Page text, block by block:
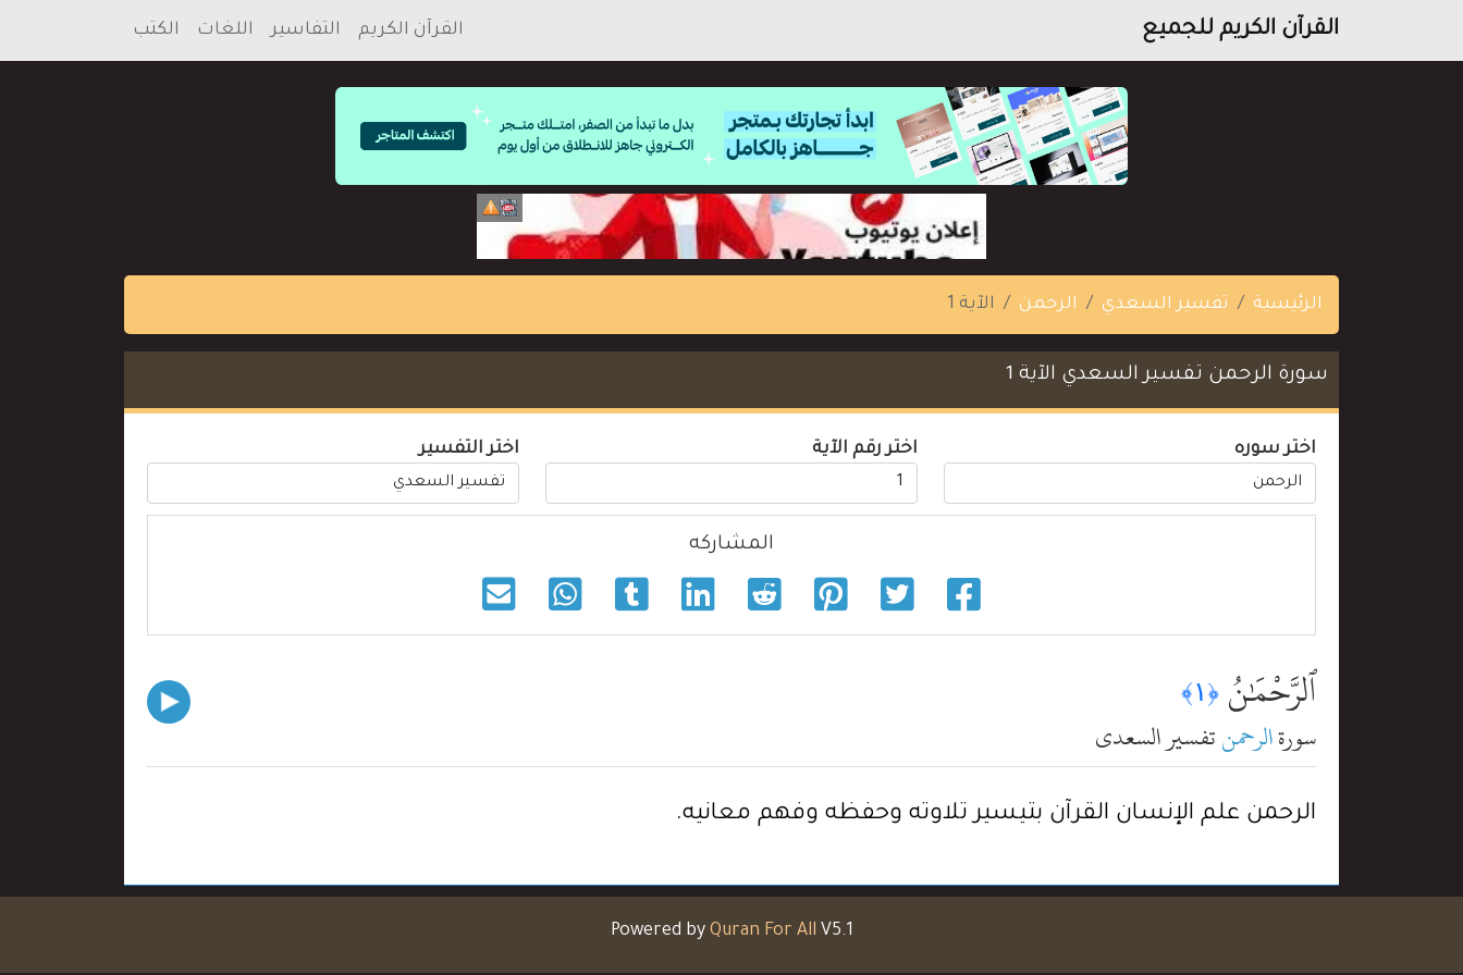
القرآن الكريم للجميع القرآن الكريم التفاسير اللغات الكتب
الرئيسية تفسير السعدي الرحمن الآية 1
سورة الرحمن تفسير السعدي الآية 1
اختر سوره اختر رقم الآية اختر التفسير
المشاركه
ٱلرَّحْمَٰنُ ﴿١﴾
سورةالرحمنتفسير السعدي
الرحمن علم الإنسان القرآن بتيسير تلاوته وحفظه وفهم معانيه.
Powered by Quran For All V5.1